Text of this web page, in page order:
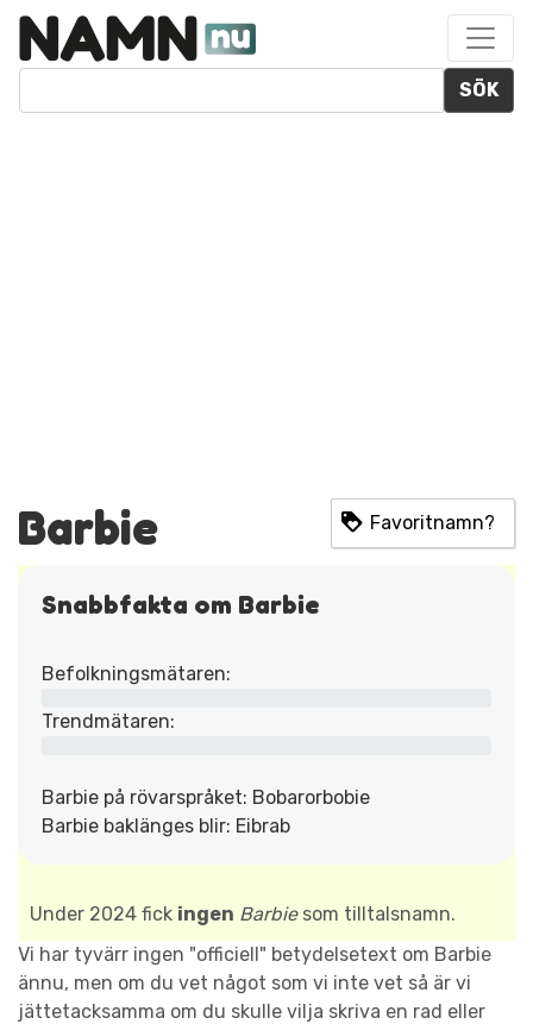
SÖK
Barbie Favoritnamn?
Snabbfakta om Barbie
Befolkningsmätaren:
Trendmätaren:
Barbie på rövarspråket: Bobarorbobie
Barbie baklänges blir: Eibrab
Under 2024 fick ingen Barbiesom tilltalsnamn.
Vi har tyvärr ingen "officiell" betydelsetext om Barbie
ännu, men om du vet något som vi inte vet så är vi
jättetacksamma om du skulle vilja skriva en rad eller